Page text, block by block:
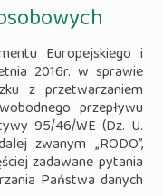
Europejskiego i
2016r. w sprawie
z przetwarzaniem
przepływu
95/46/WE (Dz. U.
zwanym „RODO”,
zadawane pytania
Państwa danych